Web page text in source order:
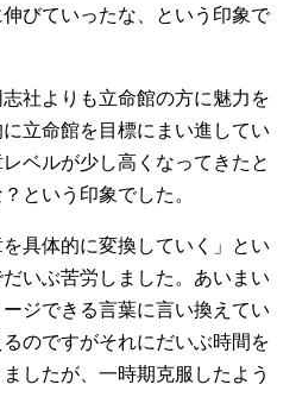
びていったな、という印象で
社よりも立命館の方に魅力を
立命館を目標にまい進してい
ベルが少し高くなってきたと
という印象でした。
具体的に変換していく」とい
いぶ苦労しました。あいまい
ジできる言葉に言い換えてい
のですがそれにだいぶ時間を
したが、一時期克服したよう